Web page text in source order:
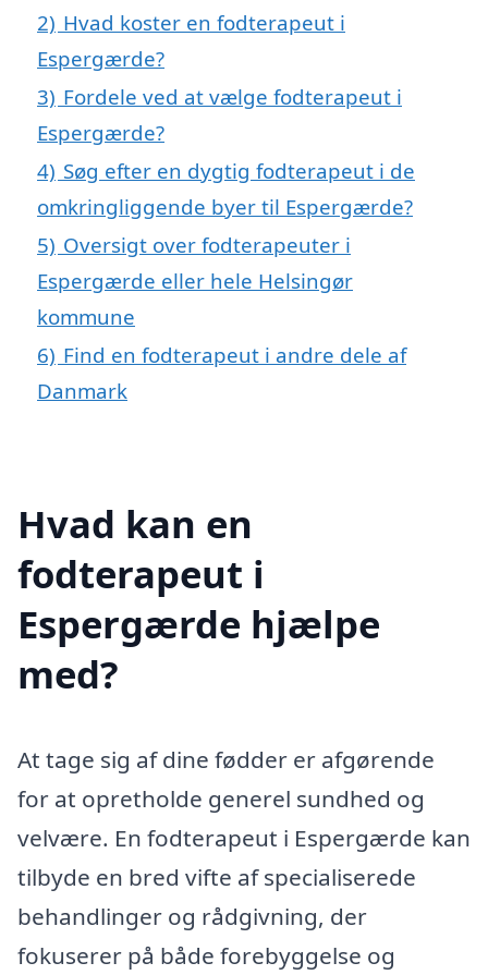
2) Hvad koster en fodterapeut i
Espergærde?
3) Fordele ved at vælge fodterapeut i
Espergærde?
4) Søg efter en dygtig fodterapeut i de
omkringliggende byer til Espergærde?
5) Oversigt over fodterapeuter i
Espergærde eller hele Helsingør
kommune
6) Find en fodterapeut i andre dele af
Danmark
Hvad kan en
fodterapeut i
Espergærde hjælpe
med?
At tage sig af dine fødder er afgørende
for at opretholde generel sundhed og
velvære. En fodterapeut i Espergærde kan
tilbyde en bred vifte af specialiserede
behandlinger og rådgivning, der
fokuserer på både forebyggelse og